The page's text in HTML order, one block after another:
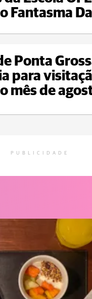
Fantasma
Ponta
para
mês de
PUBLICIDADE